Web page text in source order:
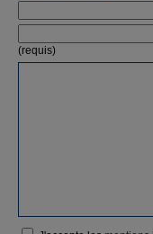
(requis)